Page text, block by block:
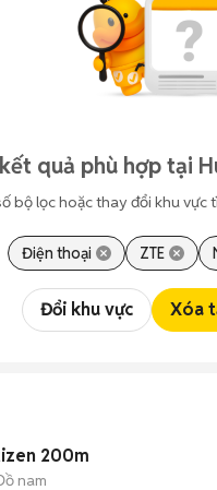
quả phù hợp tại
bộ lọc hoặc thay đổi khu vực
Điện thoại ZTE
Đổi khu vực Xóa
200m
nam